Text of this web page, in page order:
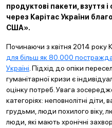
продуктові пакети, взуття
через Карітас України
США».
Починаючи з квітня 2014 року
для більш як 80.000
Україні . Підхід до опіки
гуманітарної кризи є
оцінку потреб. Увага
категоріях: неповнолітні діти,
грудьми, люди похилого віку,
люди, які мають хронічні